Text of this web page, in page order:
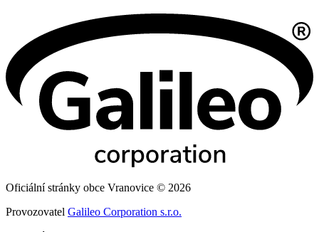
Oficiální stránky obce Vranovice © 2026
Provozovatel Galileo Corporation s.r.o.